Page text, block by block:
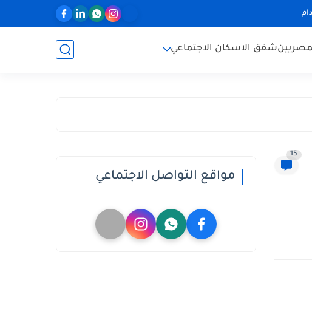
شقق الاسكان الاجتماعي
15
مواقع التواصل الاجتماعي